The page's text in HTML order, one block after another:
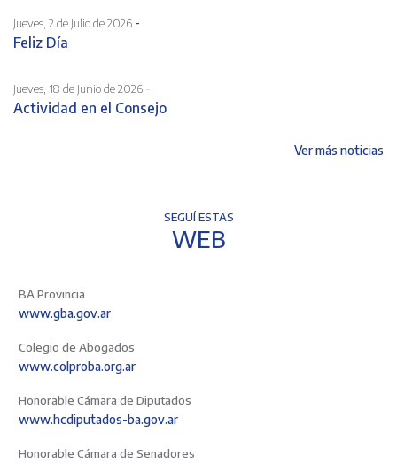
Jueves, 2 de Julio de 2026 -
Feliz Día
Jueves, 18 de Junio de 2026 -
Actividad en el Consejo
Ver más noticias
SEGUÍ ESTAS
WEB
BA Provincia
www.gba.gov.ar
Colegio de Abogados
www.colproba.org.ar
Honorable Cámara de Diputados
www.hcdiputados-ba.gov.ar
Honorable Cámara de Senadores